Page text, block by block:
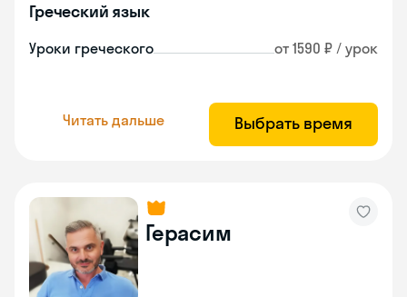
Греческий язык
Уроки греческого от 1590 ₽ / урок
Читать дальше Выбрать время
Герасим